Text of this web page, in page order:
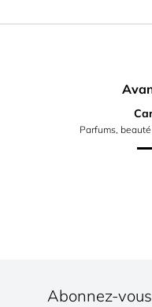
Parfums,
Abonnez-